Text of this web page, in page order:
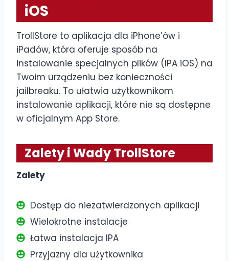
iOS
TrollStore to aplikacja dla iPhone’ów i
iPadów, która oferuje sposób na
instalowanie specjalnych plików (IPA iOS) na
Twoim urządzeniu bez konieczności
jailbreaku. To ułatwia użytkownikom
instalowanie aplikacji, które nie są dostępne
w oficjalnym App Store.
Zalety i Wady TrollStore
Zalety
Dostęp do niezatwierdzonych aplikacji
Wielokrotne instalacje
Łatwa instalacja IPA
Przyjazny dla użytkownika